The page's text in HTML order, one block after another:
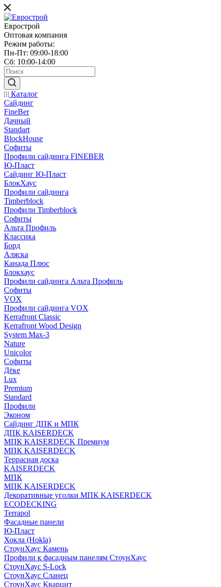
Еврострой
Оптовая компания
Режим работы:
Пн-Пт: 09:00-18:00
Сб: 10:00-14:00
Каталог
Сайдинг
FineBer
Дачный
Standart
BlockHouse
Софиты
Профили сайдинга FINEBER
Ю-Пласт
Сайдинг Ю-Пласт
БлокХаус
Профили сайдинга
Timberblock
Профили Timberblock
Софиты
Альта Профиль
Классика
Борд
Аляска
Канада Плюс
Блокхаус
Профили сайдинга Альта Профиль
Софиты
VOX
Профили сайдинга VOX
Kerrafront Classic
Kerrafront Wood Design
System Max-3
Nature
Unicolor
Софиты
Дёке
Lux
Premium
Standard
Профили
Эконом
Сайдинг ДПК и МПК
ДПК KAISERDECK
МПК KAISERDECK Премиум
МПК KAISERDECK
Террасная доска
KAISERDECK
МПК
МПК KAISERDECK
Декоративные уголки МПК KAISERDECK
ECODECKING
Terrapol
Фасадные панели
Ю-Пласт
Хокла (Hokla)
СтоунХаус Камень
Профили к фасадным панелям СтоунХаус
СтоунХаус S-Lock
СтоунХаус Сланец
СтоунХаус Кварцит